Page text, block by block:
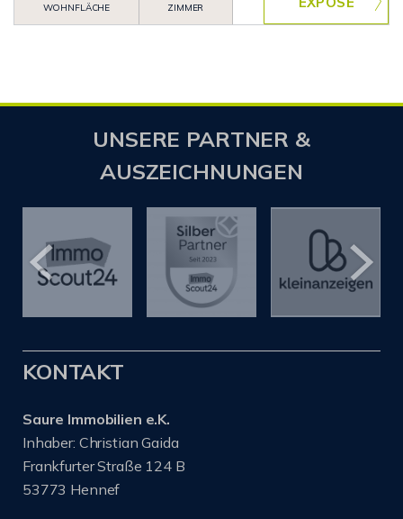
WOHNFLÄCHE
ZIMMER
UNSERE PARTNER &
AUSZEICHNUNGEN
KONTAKT
Saure Immobilien e.K.
Inhaber: Christian Gaida
Frankfurter Straße 124 B
53773 Hennef